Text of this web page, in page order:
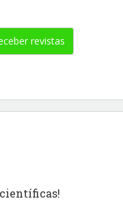
revistas